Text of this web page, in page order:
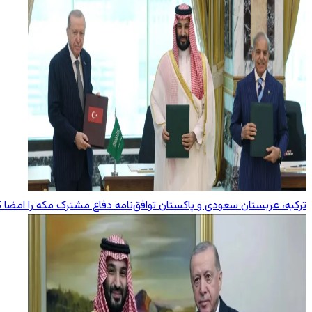
ترکیه، عربستان سعودی و پاکستان توافق‌نامه دفاع مشترک مکه را امضا